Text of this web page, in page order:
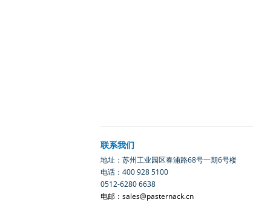
联系我们
地址：苏州工业园区春浦路68号一期6号楼
电话：400 928 5100
0512-6280 6638
电邮：sales@pasternack.cn